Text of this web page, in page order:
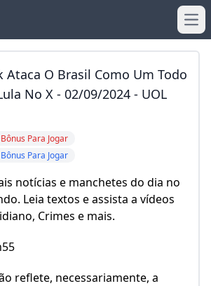
Ataca O Brasil Como Um Todo
No X - 02/09/2024 - UOL
Para Jogar
Para Jogar
notícias e manchetes do dia no
Leia textos e assista a vídeos
Crimes e mais.
reflete, necessariamente, a